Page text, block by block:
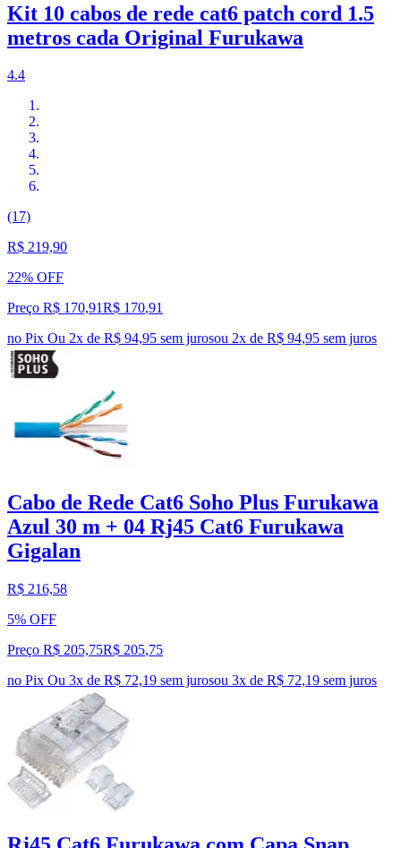
Kit 10 cabos de rede cat6 patch cord 1.5
metros cada Original Furukawa
4.4
(17)
R$ 219,90
22% OFF
Preço R$ 170,91R$ 170,91
no Pix Ou 2x de R$ 94,95 sem jurosou 2x de R$ 94,95 sem juros
Cabo de Rede Cat6 Soho Plus Furukawa
Azul 30 m + 04 Rj45 Cat6 Furukawa
Gigalan
R$ 216,58
5% OFF
Preço R$ 205,75R$ 205,75
no Pix Ou 3x de R$ 72,19 sem jurosou 3x de R$ 72,19 sem juros